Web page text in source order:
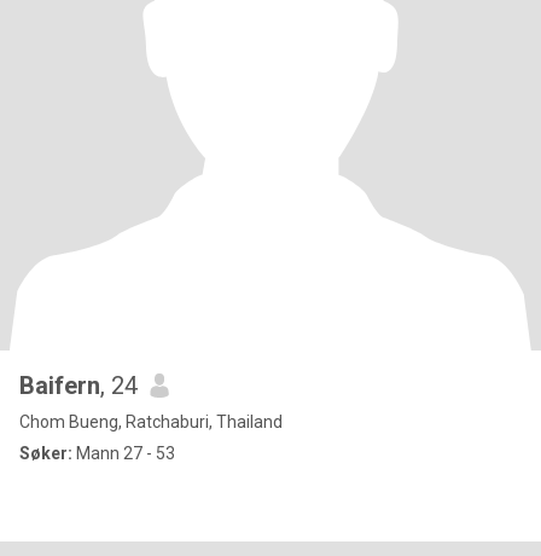
Baifern, 24
Chom Bueng, Ratchaburi, Thailand
Søker: Mann 27 - 53